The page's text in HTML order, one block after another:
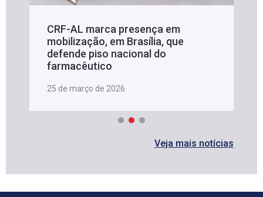
CRF-AL marca presença em
mobilização, em Brasília, que
defende piso nacional do
farmacêutico
25 de março de 2026
Veja mais notícias